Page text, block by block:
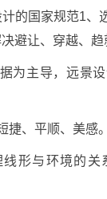
的国家规范1、
避让、穿越、趋
据为主导，远景
捷、平顺、美感。
线形与环境的